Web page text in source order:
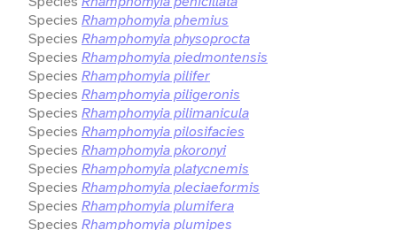
Species Rhamphomyia phemius
Species Rhamphomyia physoprocta
Species Rhamphomyia piedmontensis
Species Rhamphomyia pilifer
Species Rhamphomyia piligeronis
Species Rhamphomyia pilimanicula
Species Rhamphomyia pilosifacies
Species Rhamphomyia pkoronyi
Species Rhamphomyia platycnemis
Species Rhamphomyia pleciaeformis
Species Rhamphomyia plumifera
Species Rhamphomyia plumipes